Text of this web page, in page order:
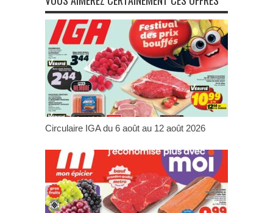
Circulaire IGA du 6 août au 12 août 2026